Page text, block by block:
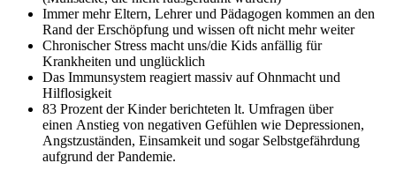
Immer mehr Eltern, Lehrer und Pädagogen kommen an den
Rand der Erschöpfung und wissen oft nicht mehr weiter
Chronischer Stress macht uns/die Kids anfällig für
Krankheiten und unglücklich
Das Immunsystem reagiert massiv auf Ohnmacht und
Hilflosigkeit
83 Prozent der Kinder berichteten lt. Umfragen über
einen Anstieg von negativen Gefühlen wie Depressionen,
Angstzuständen, Einsamkeit und sogar Selbstgefährdung
aufgrund der Pandemie.